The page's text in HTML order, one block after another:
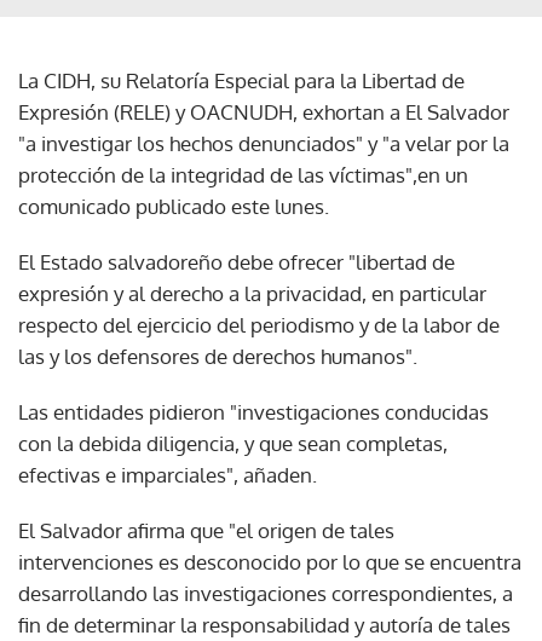
La CIDH, su Relatoría Especial para la Libertad de
Expresión (RELE) y OACNUDH, exhortan a El Salvador
"a investigar los hechos denunciados" y "a velar por la
protección de la integridad de las víctimas",en un
comunicado publicado este lunes.
El Estado salvadoreño debe ofrecer "libertad de
expresión y al derecho a la privacidad, en particular
respecto del ejercicio del periodismo y de la labor de
las y los defensores de derechos humanos".
Las entidades pidieron "investigaciones conducidas
con la debida diligencia, y que sean completas,
efectivas e imparciales", añaden.
El Salvador afirma que "el origen de tales
intervenciones es desconocido por lo que se encuentra
desarrollando las investigaciones correspondientes, a
fin de determinar la responsabilidad y autoría de tales